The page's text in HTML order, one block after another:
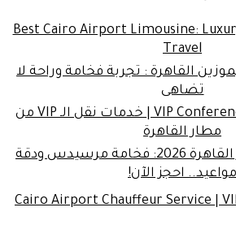
Best Cairo Airport Limousine:
Travel
القاهرة : تجربة فخامة وراحة لا
تضاهى
VIP Conference Transportation | خدمات نقل الـ VIP من
مطار القاهرة
احجز ليموزين مطار القاهرة 2026: فخامة مرسيدس ودقة
مواعيد.. احجز الآن!
Cairo Airport Chauffeur Service |